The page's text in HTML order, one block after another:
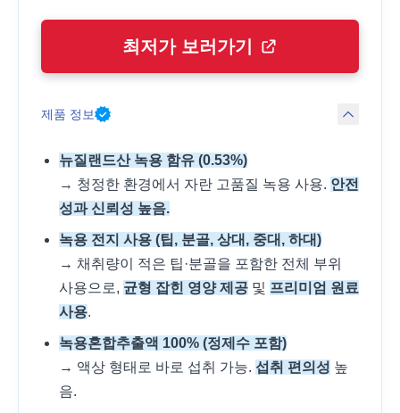
최저가 보러가기
제품 정보
뉴질랜드산 녹용 함유 (0.53%)
→ 청정한 환경에서 자란 고품질 녹용 사용. 안전
성과 신뢰성 높음.
녹용 전지 사용 (팁, 분골, 상대, 중대, 하대)
→ 채취량이 적은 팁·분골을 포함한 전체 부위
사용으로, 균형 잡힌 영양 제공 및 프리미엄 원료
사용.
녹용혼합추출액 100% (정제수 포함)
→ 액상 형태로 바로 섭취 가능. 섭취 편의성 높
음.